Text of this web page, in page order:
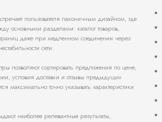
пользователя лаконичным дизайном, где
основными разделами: каталог товаров,
даже при медленном соединении через
сети.
позволяют сортировать предложения по цене,
условия доставки и отзывы предыдущих
максимально точно указывать характеристики
наиболее релевантные результаты,